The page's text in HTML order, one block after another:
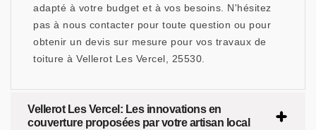
adapté à votre budget et à vos besoins. N'hésitez
pas à nous contacter pour toute question ou pour
obtenir un devis sur mesure pour vos travaux de
toiture à Vellerot Les Vercel, 25530.
Vellerot Les Vercel: Les innovations en
couverture proposées par votre artisan local